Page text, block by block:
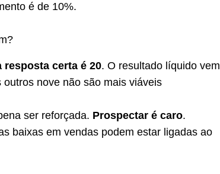
é de 10%.
resposta certa é 20. O resultado líquido vem
nove não são mais viáveis
ser reforçada. Prospectar é caro.
baixas em vendas podem estar ligadas ao